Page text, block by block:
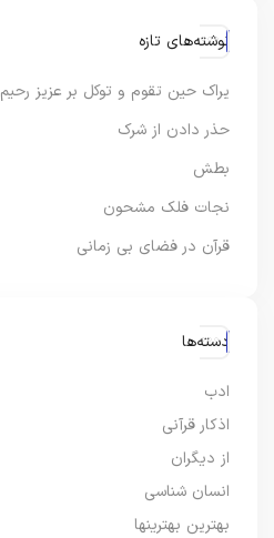
نوشته‌های تازه
یراک حین تقوم و توکل بر عزیز رحیم
حذر دادن از شرک
بطش
نجات فلک مشحون
قرآن در فضای بی زمانی
دسته‌ها
ادب
اذکار قرآنی
از دیگران
انسان شناسی
بهترین بهترینها